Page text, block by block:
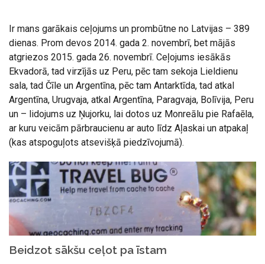
Ir mans garākais ceļojums un prombūtne no Latvijas – 389
dienas. Prom devos 2014. gada 2. novembrī, bet mājās
atgriezos 2015. gada 26. novembrī. Ceļojums iesākās
Ekvadorā, tad virzījās uz Peru, pēc tam sekoja Lieldienu
sala, tad Čīle un Argentīna, pēc tam Antarktīda, tad atkal
Argentīna, Urugvaja, atkal Argentīna, Paragvaja, Bolīvija, Peru
un – lidojums uz Ņujorku, lai dotos uz Monreālu pie Rafaēla,
ar kuru veicām pārbraucienu ar auto līdz Aļaskai un atpakaļ
(kas atspoguļots atsevišķā piedzīvojumā).
Beidzot sākšu ceļot pa īstam